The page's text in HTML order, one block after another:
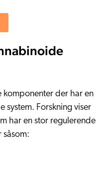
komponenter der har en
system. Forskning viser
har en stor regulerende
såsom: